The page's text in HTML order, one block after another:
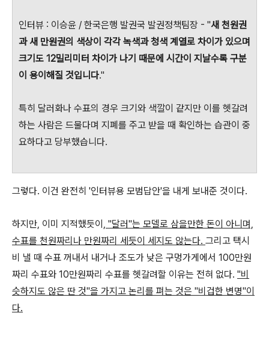
인터뷰 : 이승윤 / 한국은행 발권국 발권정책팀장 - "새 천원권
과 새 만원권의 색상이 각각 녹색과 청색 계열로 차이가 있으며
크기도 12밀리미터 차이가 나기 때문에 시간이 지날수록 구분
이 용이해질 것입니다."
특히 달러화나 수표의 경우 크기와 색깔이 같지만 이를 헷갈려
하는 사람은 드물다며 지폐를 주고 받을 때 확인하는 습관이 중
요하다고 당부했습니다.
그렇다. 이건 완전히 '인터뷰용 모범답안'을 내게 보내준 것이다.
하지만, 이미 지적했듯이,
"달러"는 모델로 삼을만한 돈이 아니며,
수표를 천원짜리나 만원짜리 세듯이 세지도 않는다. 그리고 택시
비 낼 때 수표 꺼내서 내거나 조도가 낮은 구멍가게에서 100만원
짜리 수표와 10만원짜리 수표를 헷갈려할 이유는 전혀 없다. "비
슷하지도 않은 딴 것"을 가지고 논리를 펴는 것은 "비겁한 변명"이
다.